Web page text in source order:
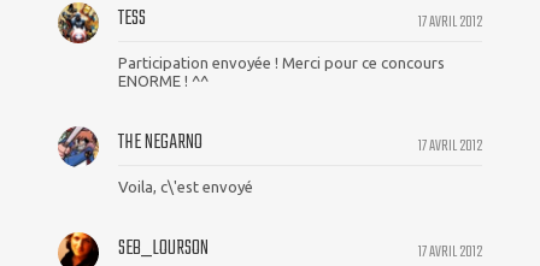
17 AVRIL 2012
TESS
Participation envoyée ! Merci pour ce concours
ENORME ! ^^
17 AVRIL 2012
THE NEGARNO
Voila, c\'est envoyé
17 AVRIL 2012
SEB_LOURSON